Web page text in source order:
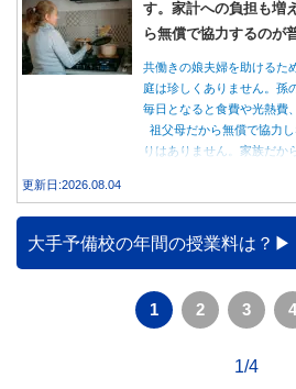
す。家計への負担も増
ら無償で協力するのが
共働きの娘夫婦を助けるた
庭は珍しくありません。孫
毎日となると食費や光熱費
祖父母だから無償で協力
りはありません。家族だか
更新日:2026.08.04
大手予備校の年間の授業料は？
1 2 3 4
1/4